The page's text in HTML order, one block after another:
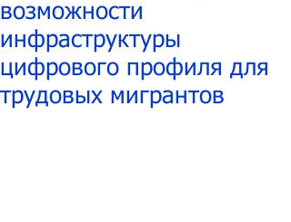
возможности
инфраструктуры
цифрового профиля для
трудовых мигрантов